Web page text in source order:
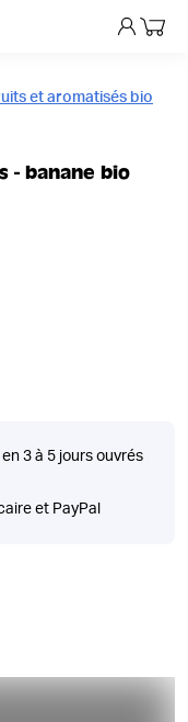
Mon
et aromatisés bio
- banane bio
3 à 5 jours ouvrés
et PayPal